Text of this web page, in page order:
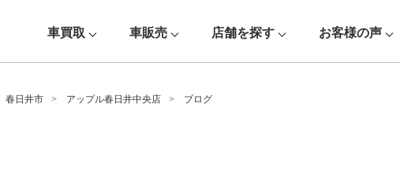
車買取 車販売 店舗を探す お客様の声
春日井市 アップル春日井中央店 ブログ